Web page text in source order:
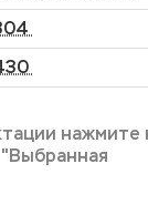
нажмите